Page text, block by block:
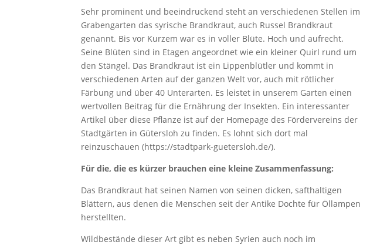
Sehr prominent und beeindruckend steht an verschiedenen Stellen im
Grabengarten das syrische Brandkraut, auch Russel Brandkraut
genannt. Bis vor Kurzem war es in voller Blüte. Hoch und aufrecht.
Seine Blüten sind in Etagen angeordnet wie ein kleiner Quirl rund um
den Stängel. Das Brandkraut ist ein Lippenblütler und kommt in
verschiedenen Arten auf der ganzen Welt vor, auch mit rötlicher
Färbung und über 40 Unterarten. Es leistet in unserem Garten einen
wertvollen Beitrag für die Ernährung der Insekten. Ein interessanter
Artikel über diese Pflanze ist auf der Homepage des Fördervereins der
Stadtgärten in Gütersloh zu finden. Es lohnt sich dort mal
reinzuschauen (https://stadtpark-guetersloh.de/).
Für die, die es kürzer brauchen eine kleine Zusammenfassung:
Das Brandkraut hat seinen Namen von seinen dicken, safthaltigen
Blättern, aus denen die Menschen seit der Antike Dochte für Öllampen
herstellten.
Wildbestände dieser Art gibt es neben Syrien auch noch im